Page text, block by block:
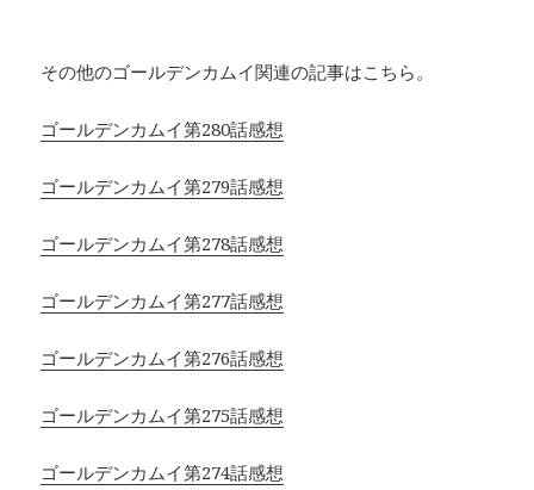
その他のゴールデンカムイ関連の記事はこちら。
ゴールデンカムイ第280話感想
ゴールデンカムイ第279話感想
ゴールデンカムイ第278話感想
ゴールデンカムイ第277話感想
ゴールデンカムイ第276話感想
ゴールデンカムイ第275話感想
ゴールデンカムイ第274話感想